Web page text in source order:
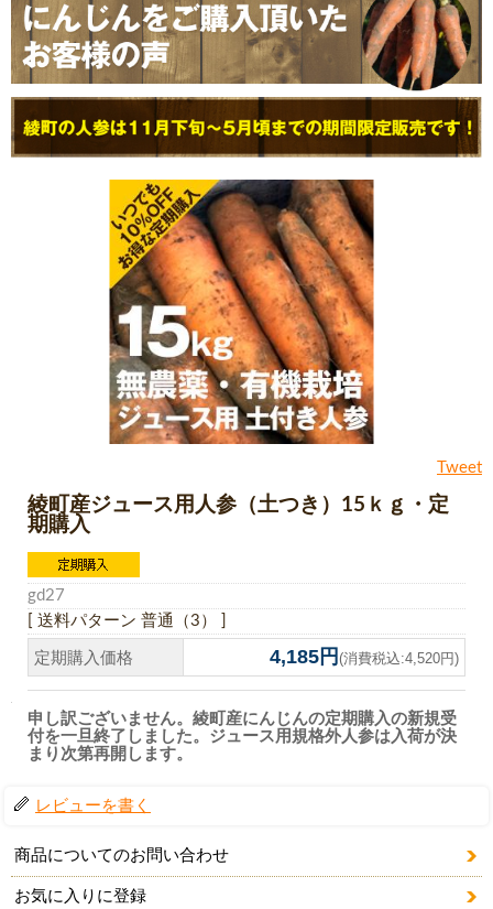
Tweet
綾町産ジュース用人参（土つき）15ｋｇ・定
期購入
gd27
[ 送料パターン 普通（3） ]
定期購入価格 4,185円 (消費税込:4,520円)
申し訳ございません。綾町産にんじんの定期購入の新規受
付を一旦終了しました。ジュース用規格外人参は入荷が決
まり次第再開します。
レビューを書く
商品についてのお問い合わせ
お気に入りに登録